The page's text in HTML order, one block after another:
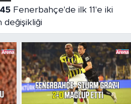
Fenerbahçe'de ilk 11'e iki
değişikliği